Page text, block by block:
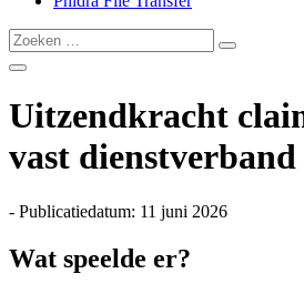
Uitzendkracht
vast dienstverband
- Publicatiedatum: 11 juni 2026
Wat speelde er?